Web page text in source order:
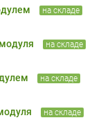
на складе
на складе
на складе
на складе